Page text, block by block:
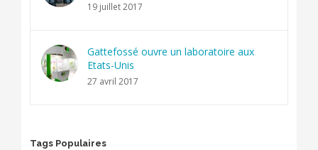
19 juillet 2017
Gattefossé ouvre un laboratoire aux
Etats-Unis
27 avril 2017
Tags Populaires